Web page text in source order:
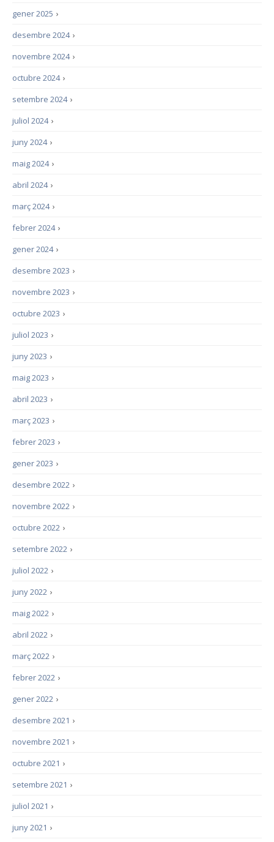
›
gener 2025
›
desembre 2024
›
novembre 2024
›
octubre 2024
›
setembre 2024
›
juliol 2024
›
juny 2024
›
maig 2024
›
abril 2024
›
març 2024
›
febrer 2024
›
gener 2024
›
desembre 2023
›
novembre 2023
›
octubre 2023
›
juliol 2023
›
juny 2023
›
maig 2023
›
abril 2023
›
març 2023
›
febrer 2023
›
gener 2023
›
desembre 2022
›
novembre 2022
›
octubre 2022
›
setembre 2022
›
juliol 2022
›
juny 2022
›
maig 2022
›
abril 2022
›
març 2022
›
febrer 2022
›
gener 2022
›
desembre 2021
›
novembre 2021
›
octubre 2021
›
setembre 2021
›
juliol 2021
›
juny 2021